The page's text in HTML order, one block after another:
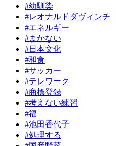
#幼馴染
#レオナルドダヴィンチ
#エネルギー
#まかない
#日本文化
#和食
#サッカー
#テレワーク
#商標登録
#考えない練習
#福
#池田香代子
#処理する